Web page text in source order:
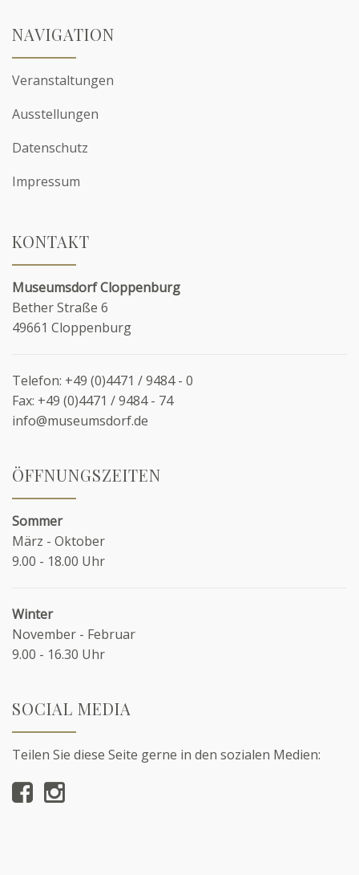
NAVIGATION
Veranstaltungen
Ausstellungen
Datenschutz
Impressum
KONTAKT
Museumsdorf Cloppenburg
Bether Straße 6
49661 Cloppenburg
Telefon: +49 (0)4471 / 9484 - 0
Fax: +49 (0)4471 / 9484 - 74
info@museumsdorf.de
ÖFFNUNGSZEITEN
Sommer
März - Oktober
9.00 - 18.00 Uhr
Winter
November - Februar
9.00 - 16.30 Uhr
SOCIAL MEDIA
Teilen Sie diese Seite gerne in den sozialen Medien: